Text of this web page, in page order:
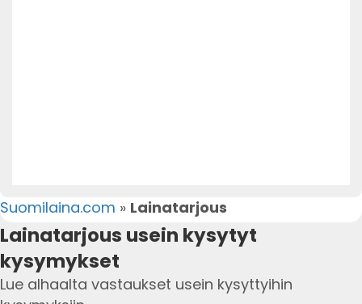
Suomilaina.com » Lainatarjous
Lainatarjous usein kysytyt
kysymykset
Lue alhaalta vastaukset usein kysyttyihin